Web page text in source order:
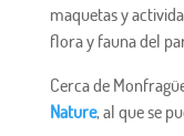
maquetas y
flora y fauna del
Cerca de
Nature, al que se